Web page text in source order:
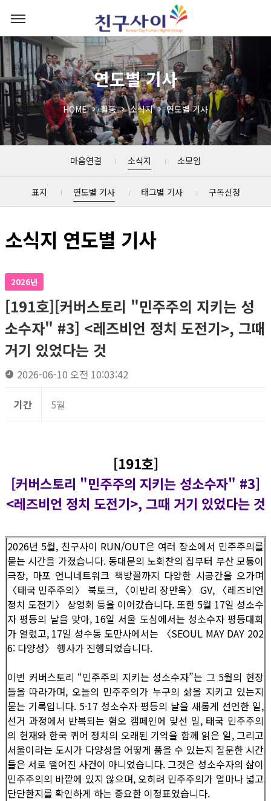
연도별 기사
HOME 활동 소식지 연도별 기사
마음연결 소식지 소모임
표지 연도별 기사 태그별 기사 구독신청
소식지 연도별 기사
2026년
[191호][커버스토리 "민주주의 지키는 성
소수자" #3] <레즈비언 정치 도전기>, 그때
거기 있었다는 것
2026-06-10 오전 10:03:42
기간 5월
[191호]
[커버스토리 "민주주의 지키는 성소수자" #3]
<레즈비언 정치 도전기>, 그때 거기 있었다는 것
2026년 5월, 친구사이 RUN/OUT은 여러 장소에서 민주주의를
묻는 시간을 가졌습니다. 동대문의 노회찬의 집부터 부산 모퉁이
극장, 마포 언니네트워크 책방꼴까지 다양한 시공간을 오가며
〈태국 민주주의〉 북토크, 〈이반리 장만옥〉 GV, 〈레즈비언
정치 도전기〉 상영회 등을 이어갔습니다. 또한 5월 17일 성소수
자 평등의 날을 맞아, 16일 서울 도심에서는 성소수자 평등대회
가 열렸고, 17일 성수동 도만사에서는 〈SEOUL MAY DAY 202
6: 다양성〉 행사가 진행되었습니다.
이번 커버스토리 “민주주의 지키는 성소수자”는 그 5월의 현장
들을 따라가며, 오늘의 민주주의가 누구의 삶을 지키고 있는지
묻는 기록입니다. 5·17 성소수자 평등의 날을 새롭게 선언한 일,
선거 과정에서 반복되는 혐오 캠페인에 맞선 일, 태국 민주주의
의 현재와 한국 퀴어 정치의 오래된 기억을 함께 읽은 일, 그리고
서울이라는 도시가 다양성을 어떻게 품을 수 있는지 질문한 시간
들은 서로 떨어진 사건이 아니었습니다. 그것은 성소수자의 삶이
민주주의의 바깥에 있지 않으며, 오히려 민주주의가 얼마나 넓고
단단한지를 확인하게 하는 중요한 이정표였습니다.